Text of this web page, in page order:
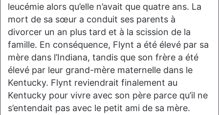
leucémie alors qu’elle n’avait que quatre ans. La
mort de sa sœur a conduit ses parents à
divorcer un an plus tard et à la scission de la
famille. En conséquence, Flynt a été élevé par sa
mère dans l’Indiana, tandis que son frère a été
élevé par leur grand-mère maternelle dans le
Kentucky. Flynt reviendrait finalement au
Kentucky pour vivre avec son père parce qu’il ne
s’entendait pas avec le petit ami de sa mère.